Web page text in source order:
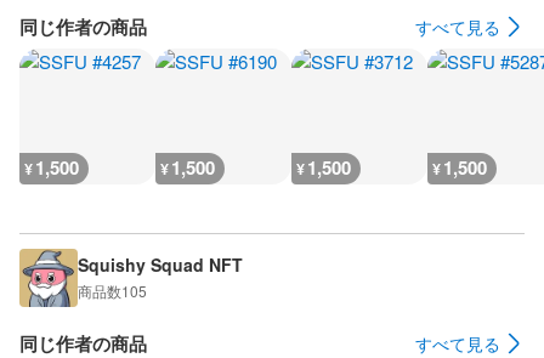
同じ作者の商品 すべて見る
¥1,500 ¥1,500 ¥1,500 ¥1,500
Squishy Squad NFT
商品数105
同じ作者の商品 すべて見る